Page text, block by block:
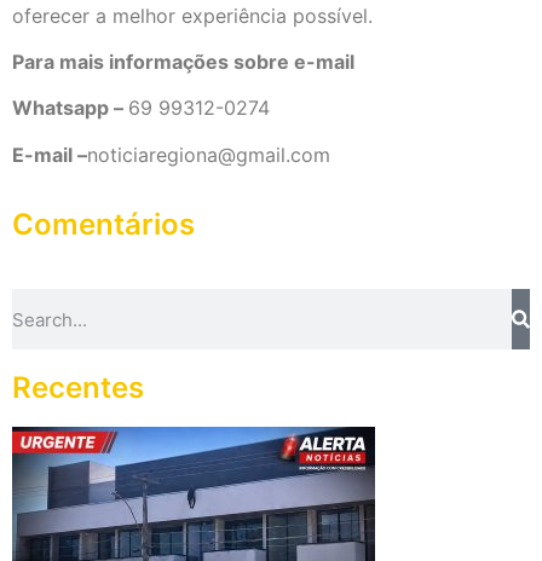
oferecer a melhor experiência possível.
Para mais informações sobre e-mail
Whatsapp – 69 99312-0274
E-mail –noticiaregiona@gmail.com
Comentários
Recentes